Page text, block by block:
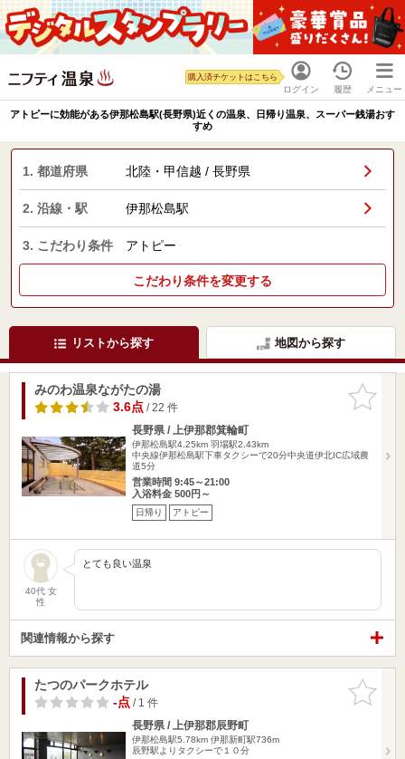
ログイン
購入済チケットはこちら
履歴 メニュー
アトピーに効能がある伊那松島駅(長野県)近くの温泉、日帰り温泉、スーパー銭湯おす
すめ
1. 都道府県 北陸・甲信越 / 長野県
2. 沿線・駅 伊那松島駅
3. こだわり条件 アトピー
こだわり条件を変更する
リストから探す 地図から探す
お気に入
りに追加
みのわ温泉ながたの湯
3.6点/ 22 件
長野県 / 上伊那郡箕輪町
伊那松島駅4.25km 羽場駅2.43km
中央線伊那松島駅下車タクシーで20分中央道伊北IC広域農
道5分
営業時間 9:45～21:00
入浴料金 500円～
日帰り アトピー
40代 女
性
とても良い温泉
関連情報から探す
お気に入
りに追加
たつのパークホテル
-点/ 1 件
長野県 / 上伊那郡辰野町
伊那松島駅5.78km 伊那新町駅736m
辰野駅よりタクシーで１０分